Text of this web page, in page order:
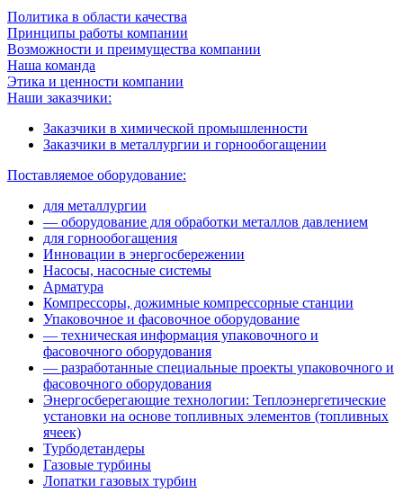
Политика в области качества
Принципы работы компании
Возможности и преимущества компании
Наша команда
Этика и ценности компании
Наши заказчики:
Заказчики в химической промышленности
Заказчики в металлургии и горнообогащении
Поставляемое оборудование:
для металлургии
— оборудование для обработки металлов давлением
для горнообогащения
Инновации в энергосбережении
Насосы, насосные системы
Арматура
Компрессоры, дожимные компрессорные станции
Упаковочное и фасовочное оборудование
— техническая информация упаковочного и
фасовочного оборудования
— разработанные специальные проекты упаковочного и
фасовочного оборудования
Энергосберегающие технологии: Теплоэнергетические
установки на основе топливных элементов (топливных
ячеек)
Турбодетандеры
Газовые турбины
Лопатки газовых турбин